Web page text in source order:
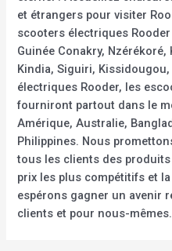
et étrangers pour visiter
scooters électriques
Guinée Conakry, Nzérékoré,
Kindia, Siguiri,
électriques Rooder, les
fourniront partout dans le
Amérique, Australie,
Philippines. Nous
tous les clients des
prix les plus compétitifs et
espérons gagner un avenir
clients et pour nous-mêmes.